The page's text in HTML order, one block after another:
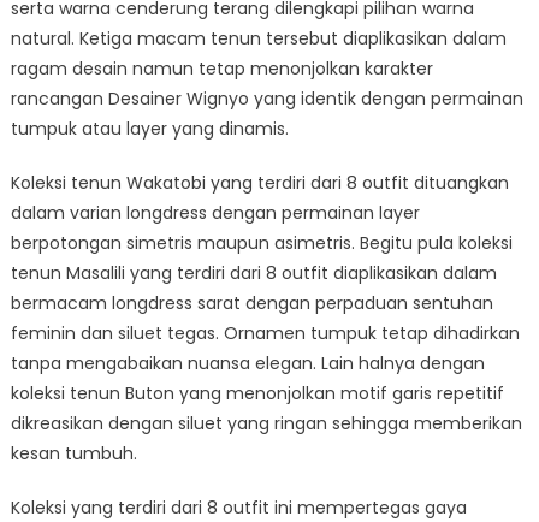
serta warna cenderung terang dilengkapi pilihan warna
natural. Ketiga macam tenun tersebut diaplikasikan dalam
ragam desain namun tetap menonjolkan karakter
rancangan Desainer Wignyo yang identik dengan permainan
tumpuk atau layer yang dinamis.
Koleksi tenun Wakatobi yang terdiri dari 8 outfit dituangkan
dalam varian longdress dengan permainan layer
berpotongan simetris maupun asimetris. Begitu pula koleksi
tenun Masalili yang terdiri dari 8 outfit diaplikasikan dalam
bermacam longdress sarat dengan perpaduan sentuhan
feminin dan siluet tegas. Ornamen tumpuk tetap dihadirkan
tanpa mengabaikan nuansa elegan. Lain halnya dengan
koleksi tenun Buton yang menonjolkan motif garis repetitif
dikreasikan dengan siluet yang ringan sehingga memberikan
kesan tumbuh.
Koleksi yang terdiri dari 8 outfit ini mempertegas gaya